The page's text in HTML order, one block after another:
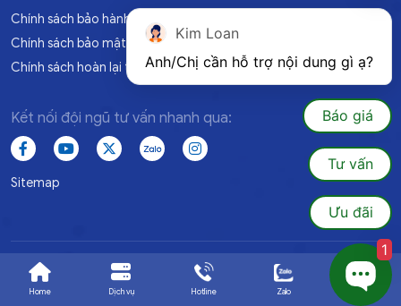
Chính sách bảo hành
Chính sách bảo mật
Chính sách hoàn lại tiền
Kết nối đội ngũ tư vấn nhanh qua:
Sitemap
© 2025 Luanvan1080.All Rights Reserved. Đã đăng ký BQTH
Home Dịch vụ Hotline Zalo Ưu đãi
Kim Loan
Anh/Chị cần hỗ trợ nội dung gì ạ?
Báo giá
Tư vấn
Ưu đãi
1